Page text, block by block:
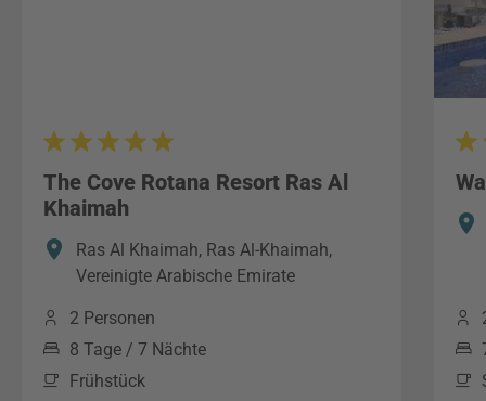
The Cove Rotana Resort Ras Al
Khaimah
Ras Al Khaimah, Ras Al-Khaimah,
Vereinigte Arabische Emirate
2 Personen
8 Tage / 7 Nächte
Frühstück